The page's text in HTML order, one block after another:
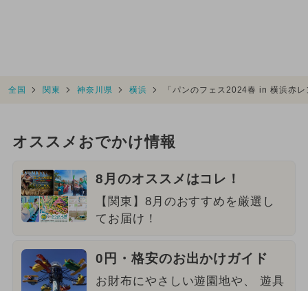
全国 関東 神奈川県 横浜 「パンのフェス2024春 in 横浜赤
オススメおでかけ情報
8月のオススメはコレ！
【関東】8月のおすすめを厳選し
てお届け！
0円・格安のお出かけガイド
お財布にやさしい遊園地や、 遊具